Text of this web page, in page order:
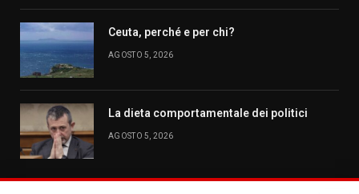
Ceuta, perché e per chi?
AGOSTO 5, 2026
La dieta comportamentale dei politici
AGOSTO 5, 2026